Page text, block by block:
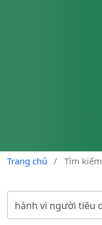
Trang chủ / Tìm kiếm